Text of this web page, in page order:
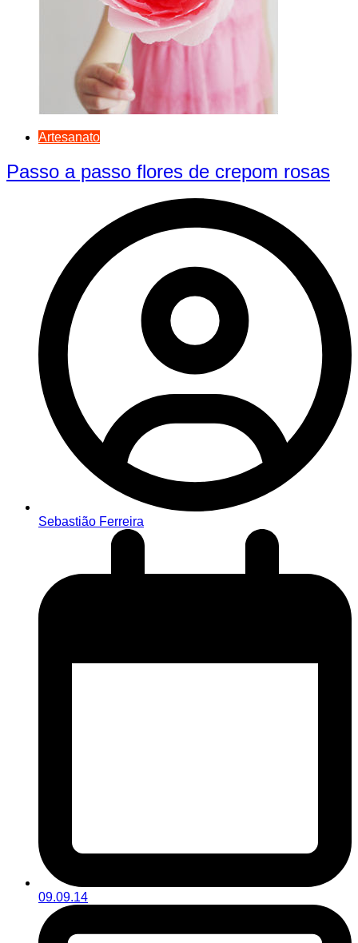
Artesanato
Passo a passo flores de crepom rosas
Sebastião Ferreira
09.09.14